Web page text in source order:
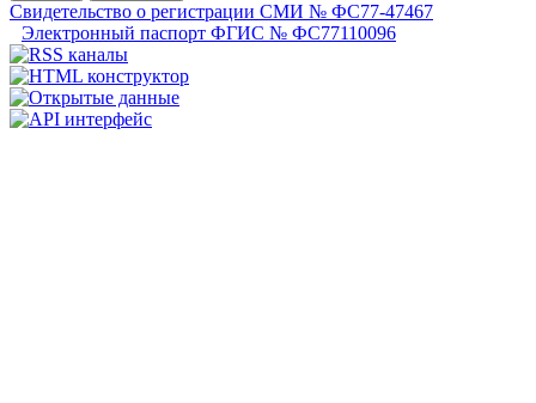
Свидетельство о регистрации СМИ № ФС77-47467
Электронный паспорт ФГИС № ФС77110096